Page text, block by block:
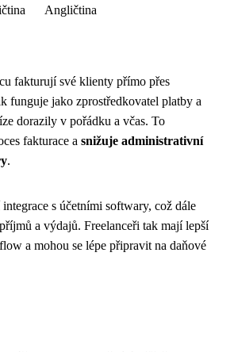
Angličtina
fakturují své klienty přímo přes
funguje jako zprostředkovatel platby a
dorazily v pořádku a včas. To
fakturace a snižuje administrativní
.
s účetními softwary, což dále
a výdajů. Freelanceři tak mají lepší
a mohou se lépe připravit na daňové